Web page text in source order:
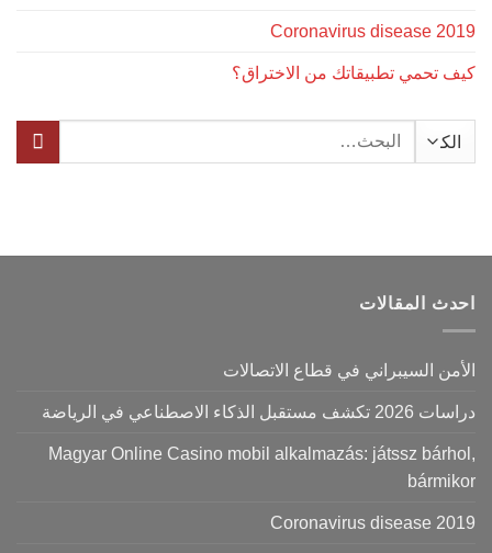
Coronavirus disease 2019
كيف تحمي تطبيقاتك من الاختراق؟
البحث
احدث المقالات
الأمن السيبراني في قطاع الاتصالات
دراسات 2026 تكشف مستقبل الذكاء الاصطناعي في الرياضة
Magyar Online Casino mobil alkalmazás: játssz bárhol,
bármikor
Coronavirus disease 2019